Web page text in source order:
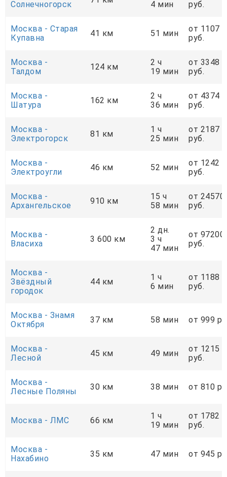
Солнечногорск 4 мин руб.
Москва - Старая
Купавна
41 км 51 мин
от 1107
руб.
Москва -
Талдом
124 км
2 ч
19 мин
от 3348
руб.
Москва -
Шатура
162 км
2 ч
36 мин
от 4374
руб.
Москва -
Электрогорск
81 км
1 ч
25 мин
от 2187
руб.
Москва -
Электроугли
46 км 52 мин
от 1242
руб.
Москва -
Архангельское
910 км
15 ч
58 мин
от 24570
руб.
Москва -
Власиха
3 600 км
2 дн.
3 ч
47 мин
от 97200
руб.
Москва -
Звёздный
городок
44 км
1 ч
6 мин
от 1188
руб.
Москва - Знамя
Октября
37 км 58 мин от 999
Москва -
Лесной
45 км 49 мин
от 1215
руб.
Москва -
Лесные Поляны
30 км 38 мин от 810
Москва - ЛМС 66 км
1 ч
19 мин
от 1782
руб.
Москва -
Нахабино
35 км 47 мин от 945